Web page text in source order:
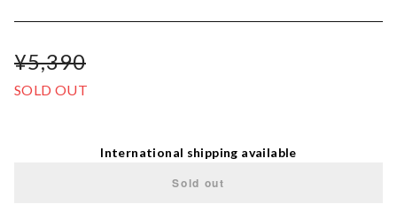
¥5,390
SOLD OUT
International shipping available
Sold out